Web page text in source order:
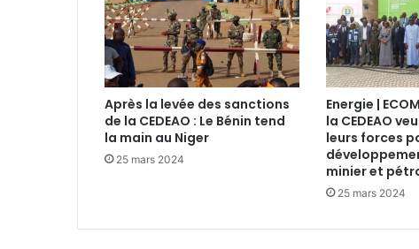
Après la levée des sanctions
de la CEDEAO : Le Bénin tend
la main au Niger
25 mars 2024
Energie |
la CEDEAO
leurs forces
minier et
25 mars 2024